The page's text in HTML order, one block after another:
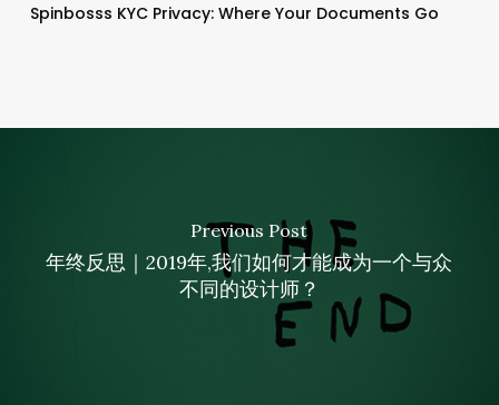
Spinbosss KYC Privacy: Where Your Documents Go
Previous Post
年终反思｜2019年,我们如何才能成为一个与众
不同的设计师？